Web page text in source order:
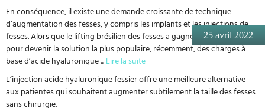
25 avril 2022
En conséquence, il existe une demande croissante de technique
d’augmentation des fesses, y compris les implants et les injections de
fesses. Alors que le lifting brésilien des fesses a gagné en popularité
pour devenir la solution la plus populaire, récemment, des charges à
base d’acide hyaluronique...Lire la suite
L’injection acide hyaluronique fessier offre une meilleure alternative
aux patientes qui souhaitent augmenter subtilement la taille des fesses
sans chirurgie.